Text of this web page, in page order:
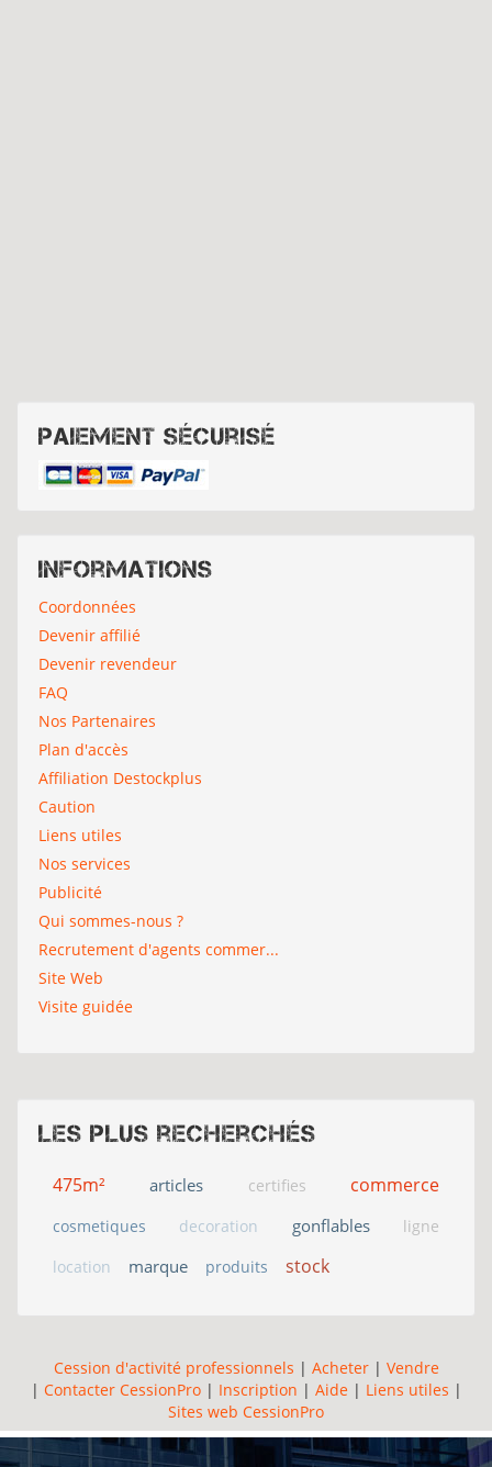
Paiement sécurisé
Informations
Coordonnées
Devenir affilié
Devenir revendeur
FAQ
Nos Partenaires
Plan d'accès
Affiliation Destockplus
Caution
Liens utiles
Nos services
Publicité
Qui sommes-nous ?
Recrutement d'agents commer...
Site Web
Visite guidée
Les plus recherchés
475m² articles certifies commerce
cosmetiques decoration gonflables
ligne
location
marque produits stock
Cession d'activité professionnels | Acheter| Vendre
| Contacter CessionPro| Inscription | Aide| Liens utiles |
Sites web CessionPro